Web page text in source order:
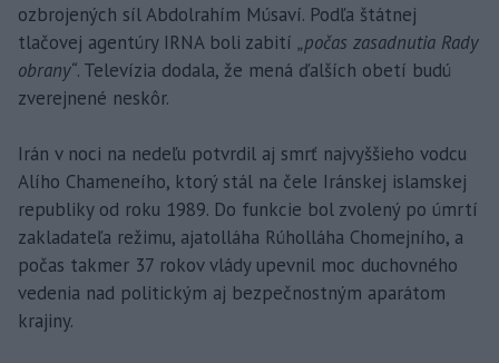
ozbrojených síl Abdolrahím Músaví. Podľa štátnej
tlačovej agentúry IRNA boli zabití „počas zasadnutia Rady
obrany“. Televízia dodala, že mená ďalších obetí budú
zverejnené neskôr.
Irán v noci na nedeľu potvrdil aj smrť najvyššieho vodcu
Alího Chameneího, ktorý stál na čele Iránskej islamskej
republiky od roku 1989. Do funkcie bol zvolený po úmrtí
zakladateľa režimu, ajatolláha Rúholláha Chomejního, a
počas takmer 37 rokov vlády upevnil moc duchovného
vedenia nad politickým aj bezpečnostným aparátom
krajiny.